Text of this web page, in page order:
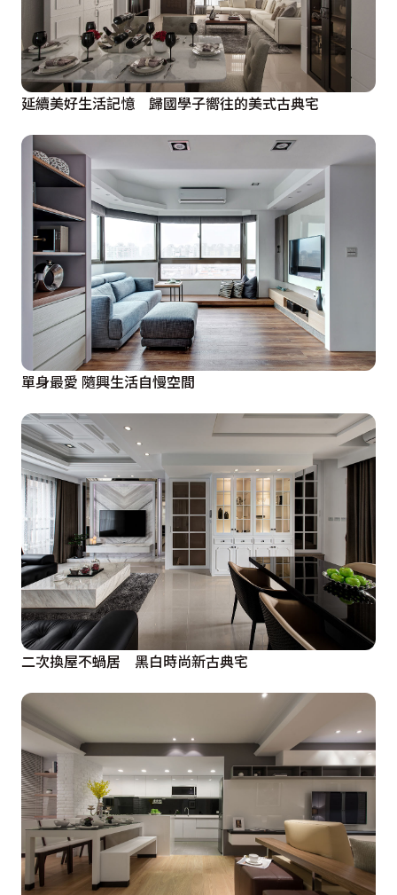
延續美好生活記憶 歸國學子嚮往的美式古典宅
單身最愛 隨興生活自慢空間
二次換屋不蝸居 黑白時尚新古典宅